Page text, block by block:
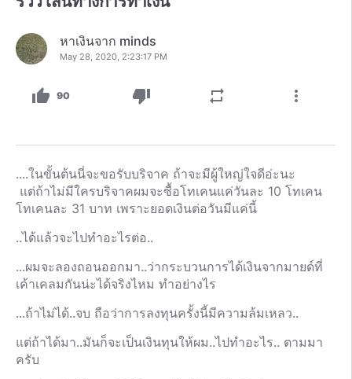
หาเงินจาก minds
May 28, 2020, 2:23:17 PM
thumb_up 90 thumb_down repeat more_vert
....ในขั้นต้นนี่จะขอรับบริจาค ถ้าจะมีผู้ใหญ่ใจดีอ่ะนะ
แต่ถ้าไม่มีใครบริจาคผมจะซื้อโทเคนแค่วันละ 10 โทเคน
โทเคนละ 31 บาท เพราะยอดเงินต่อวันมีแค่นี้
..ได้แล้วจะไปทำอะไรต่อ..
...ผมจะลองถอนออกมา..ว่ากระบวนการได้เงินจากมายด์ที่
เค้าเคลมกันน่ะได้จริงไหม ทำอย่างไร
...ถ้าไม่ได้..จบ ถือว่าการลงทุนครั้งนี้มีความล้มเหลว..
แต่ถ้าได้มา..มันก็จะเป็นเงินทุนให้ผม..ไปทำอะไร.. ตามมา
ครับ